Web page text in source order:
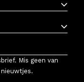
Mis geen van
nieuwtjes.